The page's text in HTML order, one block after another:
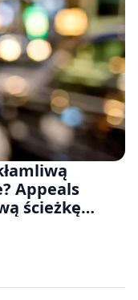
Appeals
ścieżkę